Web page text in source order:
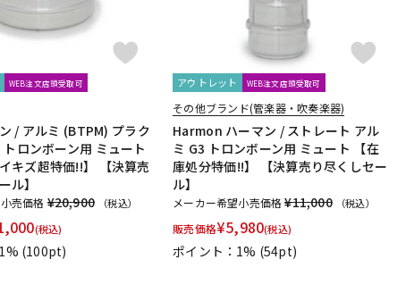
Martin(管)
Michael Burke
Pillinger
POWERbreathe
Schilke Seibold SEIKO
Selmer Paris
Stomvi Stork SUPERSLICK Susato
Ultra breathe
YAMAHA YUPON Zac
WEB注文店頭受取可
/ アルミ (BTPM) プラク
ロンボーン用 ミュート
キズ超特価!!】 【決算売
ル】
売価格 ¥20,900 （税込）
(税込)
(100pt)
アウトレット WEB注文店頭受取可
その他ブランド(管楽器・吹奏楽器)
Harmon ハーマン / ストレート アル
ミ G3 トロンボーン用 ミュート 【在
庫処分特価!!】 【決算売り尽くしセー
ル】
メーカー希望小売価格¥11,000 （税込）
販売価格¥5,980(税込)
ポイント：1% (54pt)